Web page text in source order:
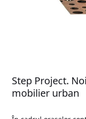
Step Project.
mobilier urban